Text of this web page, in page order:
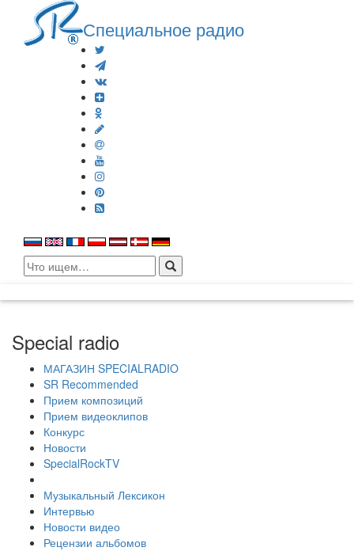
Специальное радио
Search
for:
Special radio
МАГАЗИН SPECIALRADIO
SR Recommended
Прием композиций
Прием видеоклипов
Конкурс
Новости
SpecialRockTV
Музыкальный Лексикон
Интервью
Новости видео
Рецензии альбомов